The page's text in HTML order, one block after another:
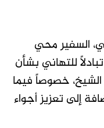
السفير محي
للتهاني بشأن
خصوصاً فيما
إلى تعزيز أجواء